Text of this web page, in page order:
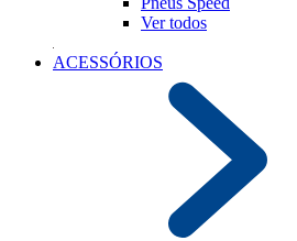
Ver todos
ACESSÓRIOS